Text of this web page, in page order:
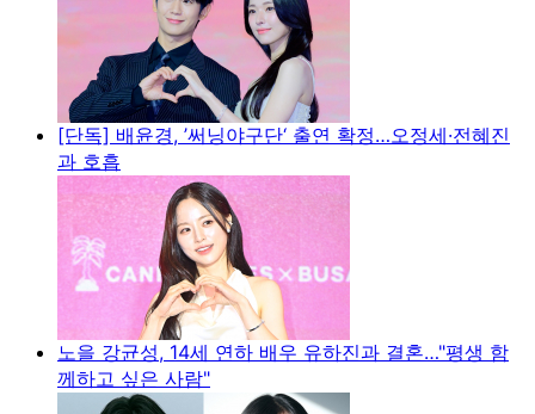
[단독] 배윤경, ’써닝야구단‘ 출연 확정…오정세·전혜진
과 호흡
노을 강균성, 14세 연하 배우 유하진과 결혼…"평생 함
께하고 싶은 사람"